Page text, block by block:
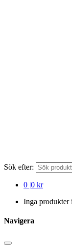
Sök efter:
0 |0 kr
Inga produkter
Navigera